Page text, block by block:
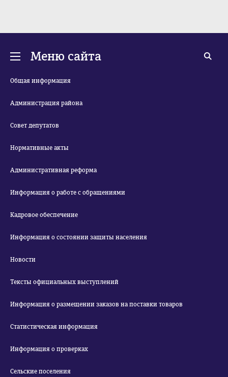
Меню сайта
Общая информация
Администрация района
Совет депутатов
Нормативные акты
Административная реформа
Информация о работе с обращениями
Кадровое обеспечение
Информация о состоянии защиты населения
Новости
Тексты официальных выступлений
Информация о размещении заказов на поставки товаров
Статистическая информация
Информация о проверках
Сельские поселения